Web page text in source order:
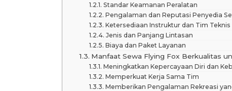
Standar Keamanan Peralatan
Pengalaman dan Reputasi Penyedia
Ketersediaan Instruktur dan Tim Teknis
Jenis dan Panjang Lintasan
Biaya dan Paket Layanan
Manfaat Sewa Flying Fox Berkualitas
Meningkatkan Kepercayaan Diri dan
Memperkuat Kerja Sama Tim
Memberikan Pengalaman Rekreasi